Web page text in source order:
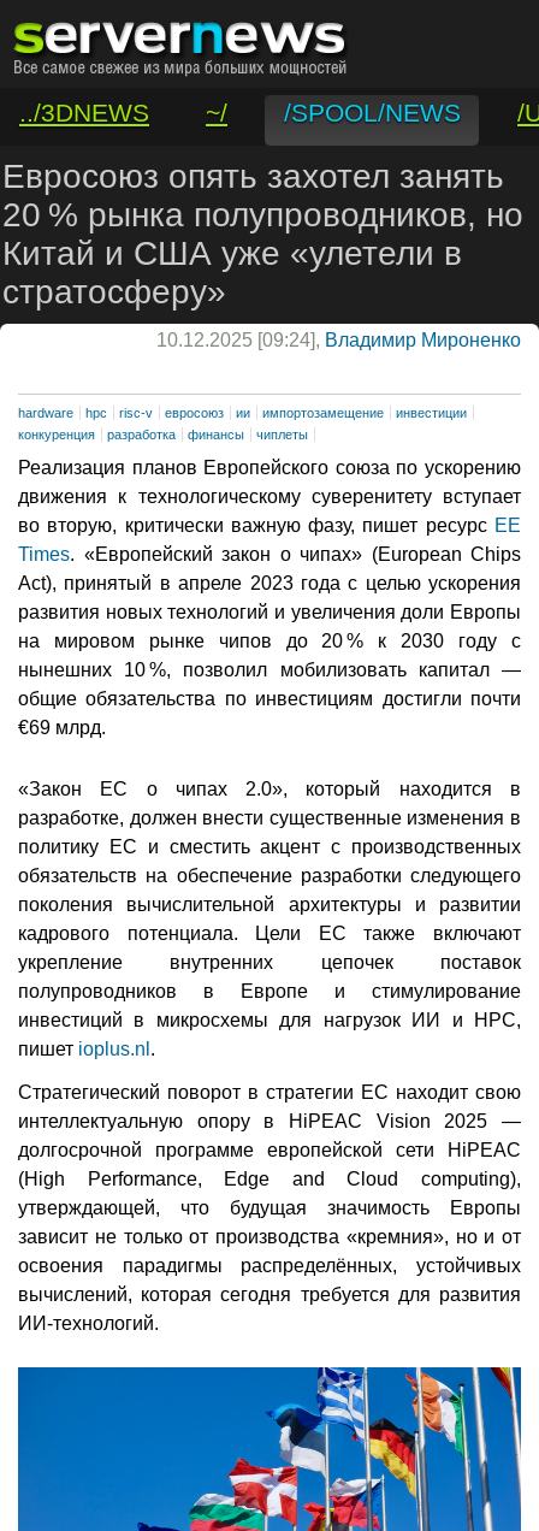
../3DNEWS ~/ /SPOOL/NEWS
/
/VAR/CONTACT
Евросоюз опять захотел занять
20 % рынка полупроводников, но
Китай и США уже «улетели в
стратосферу»
10.12.2025 [09:24], Владимир Мироненко
hardware hpc risc-v евросоюз ии импортозамещение
инвестиции
конкуренция
разработка финансы чиплеты
Реализация планов Европейского союза по ускорению
движения к технологическому суверенитету вступает
во вторую, критически важную фазу, пишет ресурс EE
Times. «Европейский закон о чипах» (European Chips
Act), принятый в апреле 2023 года с целью ускорения
развития новых технологий и увеличения доли Европы
на мировом рынке чипов до 20 % к 2030 году с
нынешних 10 %, позволил мобилизовать капитал —
общие обязательства по инвестициям достигли почти
€69 млрд.
«Закон ЕС о чипах 2.0», который находится в
разработке, должен внести существенные изменения в
политику ЕС и сместить акцент с производственных
обязательств на обеспечение разработки следующего
поколения вычислительной архитектуры и развитии
кадрового потенциала. Цели ЕС также включают
укрепление внутренних цепочек поставок
полупроводников в Европе и стимулирование
инвестиций в микросхемы для нагрузок ИИ и HPC,
пишет ioplus.nl .
Стратегический поворот в стратегии ЕС находит свою
интеллектуальную опору в HiPEAC Vision 2025 —
долгосрочной программе европейской сети HiPEAC
(High Performance, Edge and Cloud computing),
утверждающей, что будущая значимость Европы
зависит не только от производства «кремния», но и от
освоения парадигмы распределённых, устойчивых
вычислений, которая сегодня требуется для развития
ИИ-технологий.